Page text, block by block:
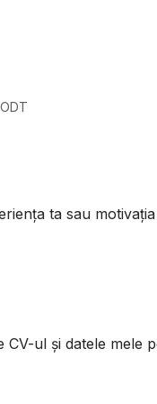
ta sau
ul și datele mele